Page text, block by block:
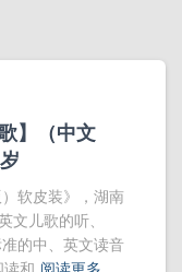
】（中文
软皮装》，湖南
儿歌的听、
的中、英文读音